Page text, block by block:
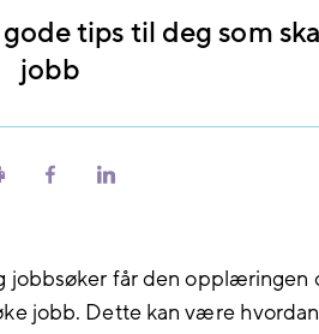
tips til deg som
jobb
Skriv Del
Del
jobbsøker får den opplæringen
jobb. Dette kan være